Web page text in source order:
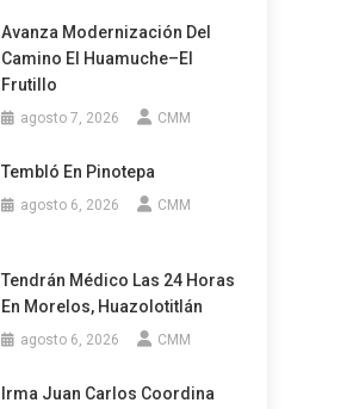
Avanza Modernización Del
Camino El Huamuche–El
Frutillo
agosto 7, 2026 CMM
Tembló En Pinotepa
agosto 6, 2026 CMM
Tendrán Médico Las 24 Horas
En Morelos, Huazolotitlán
agosto 6, 2026 CMM
Irma Juan Carlos Coordina